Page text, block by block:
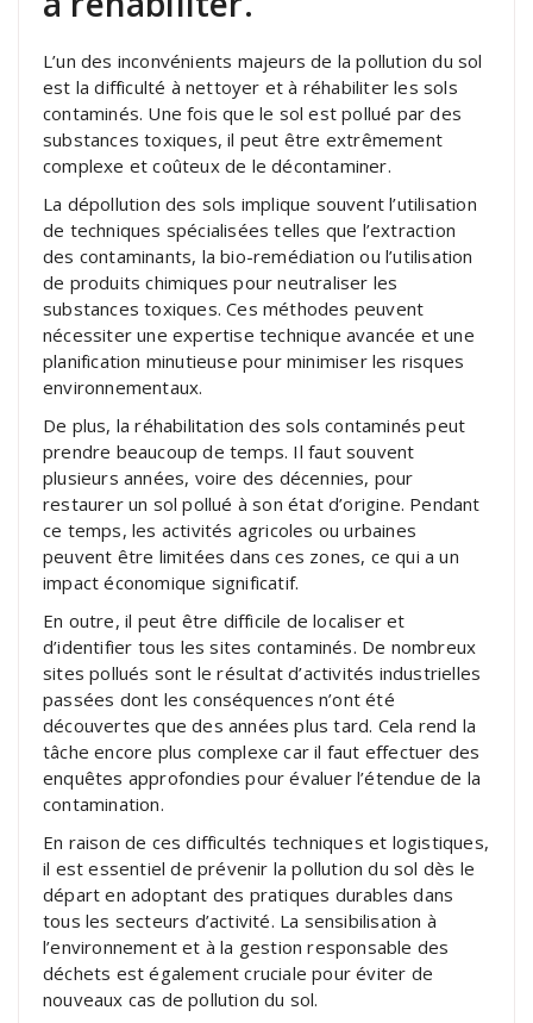
L’un des inconvénients majeurs de la pollution du sol
est la difficulté à nettoyer et à réhabiliter les sols
contaminés. Une fois que le sol est pollué par des
substances toxiques, il peut être extrêmement
complexe et coûteux de le décontaminer.
La dépollution des sols implique souvent l’utilisation
de techniques spécialisées telles que l’extraction
des contaminants, la bio-remédiation ou l’utilisation
de produits chimiques pour neutraliser les
substances toxiques. Ces méthodes peuvent
nécessiter une expertise technique avancée et une
planification minutieuse pour minimiser les risques
environnementaux.
De plus, la réhabilitation des sols contaminés peut
prendre beaucoup de temps. Il faut souvent
plusieurs années, voire des décennies, pour
restaurer un sol pollué à son état d’origine. Pendant
ce temps, les activités agricoles ou urbaines
peuvent être limitées dans ces zones, ce qui a un
impact économique significatif.
En outre, il peut être difficile de localiser et
d’identifier tous les sites contaminés. De nombreux
sites pollués sont le résultat d’activités industrielles
passées dont les conséquences n’ont été
découvertes que des années plus tard. Cela rend la
tâche encore plus complexe car il faut effectuer des
enquêtes approfondies pour évaluer l’étendue de la
contamination.
En raison de ces difficultés techniques et logistiques,
il est essentiel de prévenir la pollution du sol dès le
départ en adoptant des pratiques durables dans
tous les secteurs d’activité. La sensibilisation à
l’environnement et à la gestion responsable des
déchets est également cruciale pour éviter de
nouveaux cas de pollution du sol.